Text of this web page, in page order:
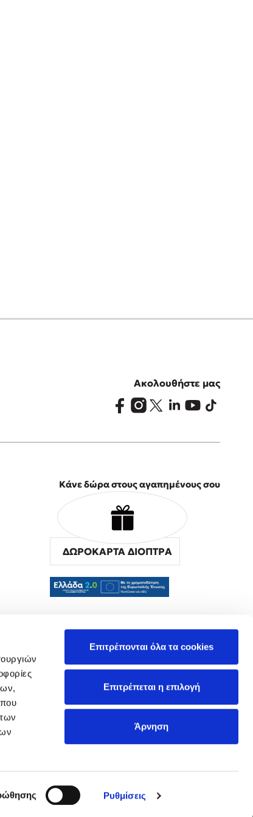
Ρυθμίσεις
Επιτρέπονται όλα τα cookies
Επιτρέπεται η επιλογή
Άρνηση
Ακολουθήστε μας
Κάνε δώρα στους αγαπημένους σου
ΔΩΡΟΚΑΡΤΑ ΔΙΟΠΤΡΑ